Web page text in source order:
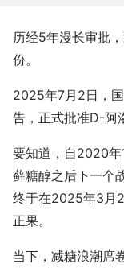
历经5年漫长审批
份。
2025年7月2日，
告，正式批准D-阿
要知道，自2020年
藓糖醇之后下一个
终于在2025年3月
正果。
当下，减糖浪潮席